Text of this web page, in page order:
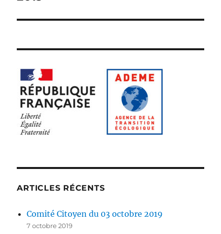
ARTICLES RÉCENTS
Comité Citoyen du 03 octobre 2019
7 octobre 2019